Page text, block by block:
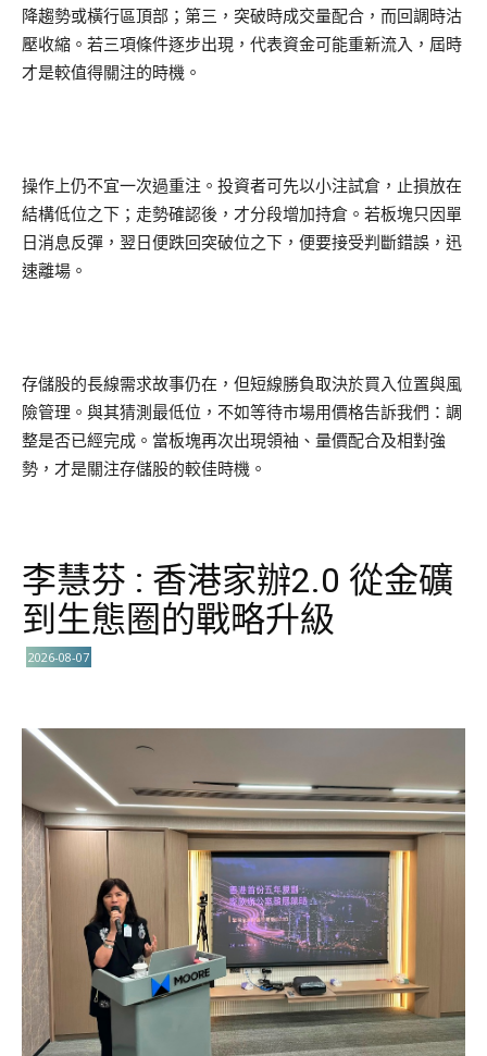
降趨勢或橫行區頂部；第三，突破時成交量配合，而回調時沽
壓收縮。若三項條件逐步出現，代表資金可能重新流入，屆時
才是較值得關注的時機。
操作上仍不宜一次過重注。投資者可先以小注試倉，止損放在
結構低位之下；走勢確認後，才分段增加持倉。若板塊只因單
日消息反彈，翌日便跌回突破位之下，便要接受判斷錯誤，迅
速離場。
存儲股的長線需求故事仍在，但短線勝負取決於買入位置與風
險管理。與其猜測最低位，不如等待市場用價格告訴我們：調
整是否已經完成。當板塊再次出現領袖、量價配合及相對強
勢，才是關注存儲股的較佳時機。
李慧芬 : 香港家辦2.0 從金礦
到生態圈的戰略升級
2026-08-07